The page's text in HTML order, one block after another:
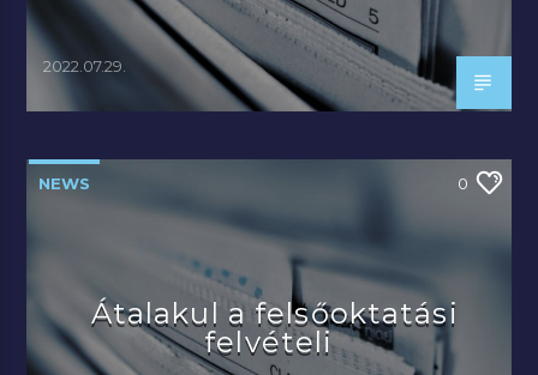
2022.07.29.
NEWS 0
Átalakul a felsőoktatási
felvételi